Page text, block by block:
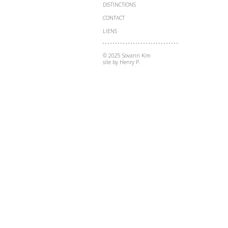
- design
DISTINCTIONS
CONTACT
LIENS
© 2025 Sovann Kim
site by Henry P.